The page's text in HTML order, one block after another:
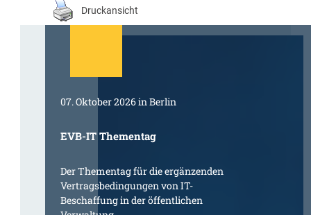
Druckansicht
07. Oktober 2026 in Berlin
EVB-IT Thementag
Der Thementag für die ergänzenden
Vertragsbedingungen von IT-
Beschaffung in der öffentlichen